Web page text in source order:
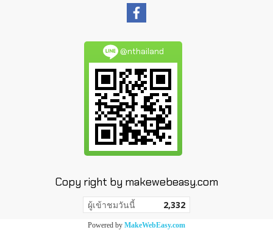
@nthailand
Copy right by makewebeasy.com
ผู้เข้าชมวันนี้ 2,332
Powered by MakeWebEasy.com